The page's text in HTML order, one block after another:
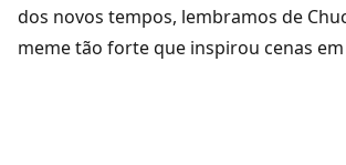
dos novos tempos, lembramos de
meme tão forte que inspirou cenas